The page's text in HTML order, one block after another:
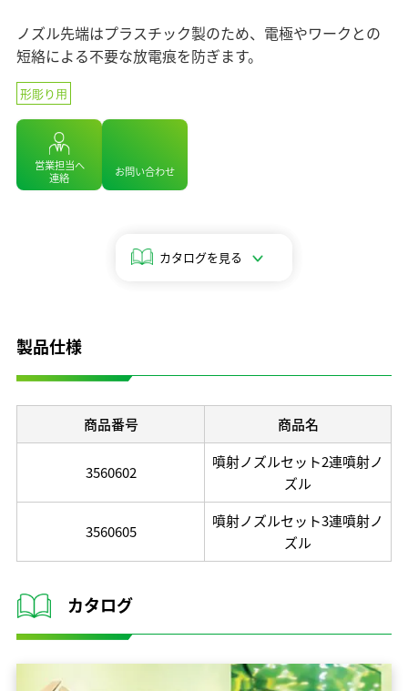
採用情報
Global
ガバナンス
IRカレンダー
IRニュース
会社概要・地図
生産拠点
ISO認証
受賞歴
保有特許
ノズル先端はプラスチック製のため、電極やワークとの
短絡による不要な放電痕を防ぎます。
形彫り⽤
営業担当へ
連絡
お問い合わせ
カタログを見る
製品仕様
商品番号 商品名
3560602
噴射ノズルセット2連噴射ノ
ズル
3560605
噴射ノズルセット3連噴射ノ
ズル
カタログ